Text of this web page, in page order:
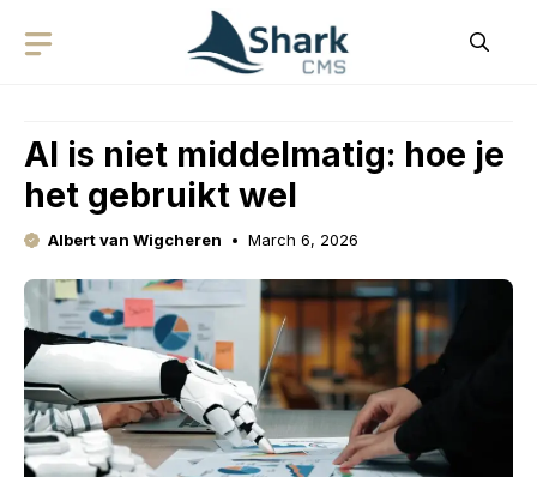
AI is niet middelmatig: hoe je
het gebruikt wel
Albert van Wigcheren March 6, 2026